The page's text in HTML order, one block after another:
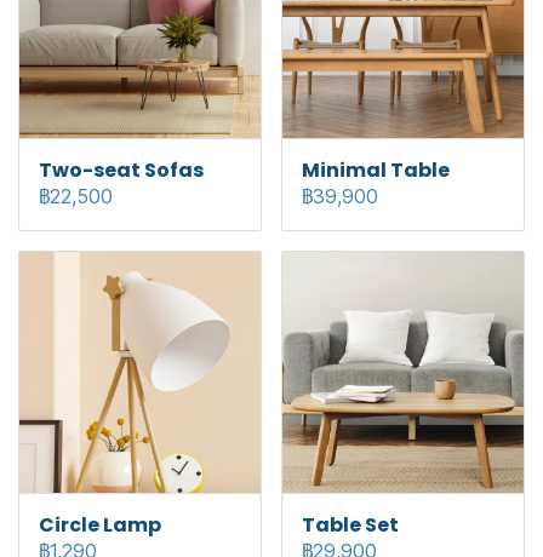
Two-seat Sofas
฿22,500
Minimal Table
฿39,900
Circle Lamp
฿1,290
Table Set
฿29,900